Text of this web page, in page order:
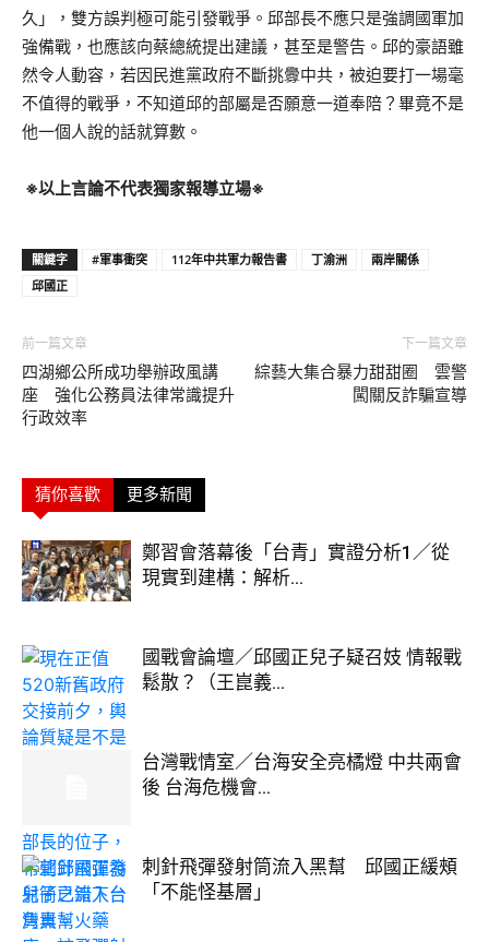
久」，雙方誤判極可能引發戰爭。邱部長不應只是強調國軍加
強備戰，也應該向蔡總統提出建議，甚至是警告。邱的豪語雖
然令人動容，若因民進黨政府不斷挑釁中共，被迫要打一場毫
不值得的戰爭，不知道邱的部屬是否願意一道奉陪？畢竟不是
他一個人說的話就算數。
※以上言論不代表獨家報導立場※
關鍵字 #軍事衝突 112年中共軍力報告書 丁渝洲
兩岸關係
邱國正
前一篇文章
四湖鄉公所成功舉辦政風講
座 強化公務員法律常識提升
行政效率
下一篇文章
綜藝大集合暴力甜甜圈 雲警
闖關反詐騙宣導
猜你喜歡 更多新聞
鄭習會落幕後「台青」實證分析1／從
現實到建構：解析...
國戰會論壇／邱國正兒子疑召妓 情報戰
鬆散？（王崑義...
台灣戰情室／台海安全亮橘燈 中共兩會
後 台海危機會...
刺針飛彈發射筒流入黑幫 邱國正緩頰
「不能怪基層」